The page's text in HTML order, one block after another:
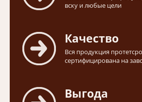
вску и любые цели
Качество
Вся продукция
сертифицирована на
Выгода